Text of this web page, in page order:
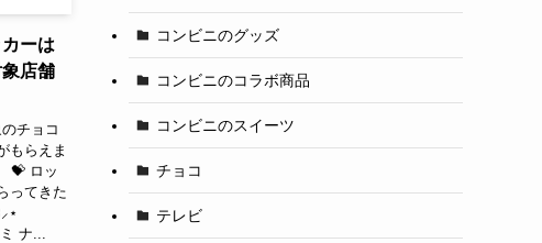
ーは
店舗
チョコ
もらえま
💝 ロッ
ってきた
ナ...
コンビニのグッズ
コンビニのコラボ商品
コンビニのスイーツ
チョコ
テレビ